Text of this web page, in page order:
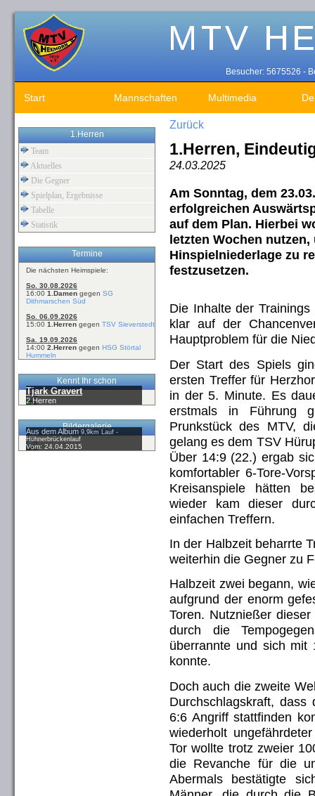
Besucher: 5675526 -
Start Mannschaften Multimedia
1.Herren
Team
Aktuelles
Die Gegner
Spielplan, Ergebnisse
Tabelle
Statistik
Termine
Die nächsten Heimspiele:
So. 30.08.2026
16:00 1.Damen gegen SG
Dithmarschen Süd
So. 06.09.2026
15:00 1.Herren gegen TSV Sieverstedt
Sa. 19.09.2026
14:00 2.Herren gegen HSG Störtal
Hummeln
Kennt Ihr schon
Tjark Gravert
2.Herren
Bildergalerie
Aus dem Album9,9km Lauf -
Hühnerbrückenlauf
Vom: 24.04.2015
Zurück
1.Herren,
24.03.2025
Am Sonntag, dem
erfolgreichen
auf dem Plan. Hierbei
letzten Wochen
Hinspielniederlage zu
festzusetzen.
Die Inhalte der
klar auf der
Hauptproblem für die
Der Start des Spiels
ersten Treffer für
in der 5. Minute. Es
erstmals in Führung
Prunkstück des MTV,
gelang es dem TSV
Über 14:9 (22.) ergab
komfortabler 6-Tore-
Kreisanspiele hätten
wieder kam dieser
einfachen Treffern.
In der Halbzeit beharrte
weiterhin die Gegner zu
Halbzeit zwei begann,
aufgrund der enorm
Toren. Nutznießer
durch die
überrannte und sich mit
konnte.
Doch auch die zweite
Durchschlagskraft,
6:6 Angriff stattfinden
wiederholt
Tor wollte trotz zweier
die Revanche für die
Abermals bestätigte